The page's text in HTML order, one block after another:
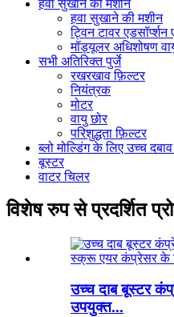
हवा सुखाने की मशीन
हवा सुखाने की मशीन
ट्विन टावर एडसॉर्प्शन
मॉड्यूलर अधिशोषण
सभी अतिरिक्त पुर्जे
रखरखाव फ़िल्टर
नियंत्रक
मोटर
वायु छोर
परिशुद्धता फ़िल्टर
ब्लो मोल्डिंग के लिए उच्च
बूस्टर
वाटर चिलर
विशेष रुप से प्रदर्शित
उच्च दाब बूस्टर
उपयुक्त...